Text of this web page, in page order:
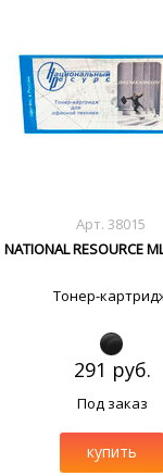
Арт. 38015
NATIONAL RESOURCE
Тонер-
291 руб.
Под заказ
купить